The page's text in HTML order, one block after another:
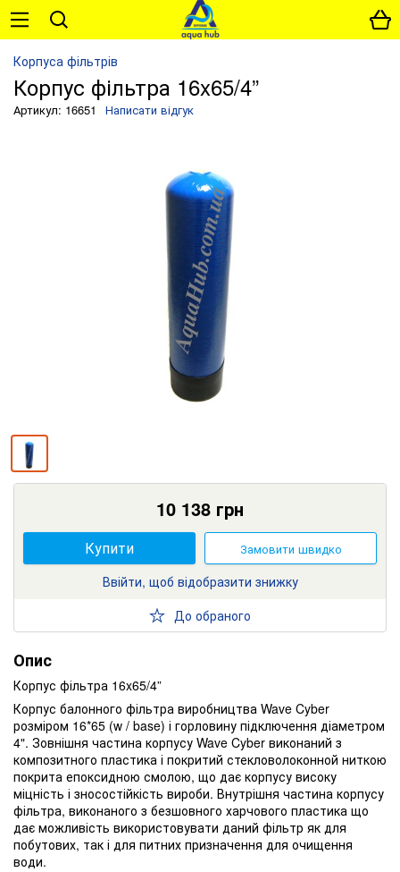
Корпуса фільтрів
Корпус фільтра 16x65/4”
Артикул: 16651 Написати відгук
10 138 грн
Купити Замовити швидко
Ввійти, щоб відобразити знижку
До обраного
Опис
Корпус фільтра 16x65/4”
Корпус балонного фільтра виробництва Wave Cyber ​​
розміром 16*65 (w / base) і горловину підключення діаметром
4". Зовнішня частина корпусу Wave Cyber ​​виконаний з
композитного пластика і покритий стекловолоконной ниткою
покрита епоксидною смолою, що дає корпусу високу
міцність і зносостійкість вироби. Внутрішня частина корпусу
фільтра, виконаного з безшовного харчового пластика що
дає можливість використовувати даний фільтр як для
побутових, так і для питних призначення для очищення
води.